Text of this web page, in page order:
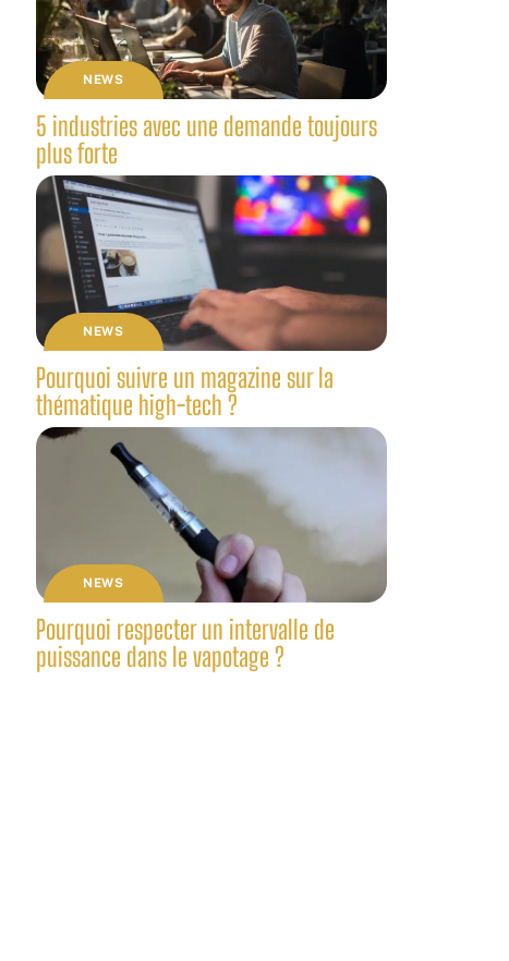
NEWS
5 industries avec une demande toujours
plus forte
NEWS
Pourquoi suivre un magazine sur la
thématique high-tech ?
NEWS
Pourquoi respecter un intervalle de
puissance dans le vapotage ?